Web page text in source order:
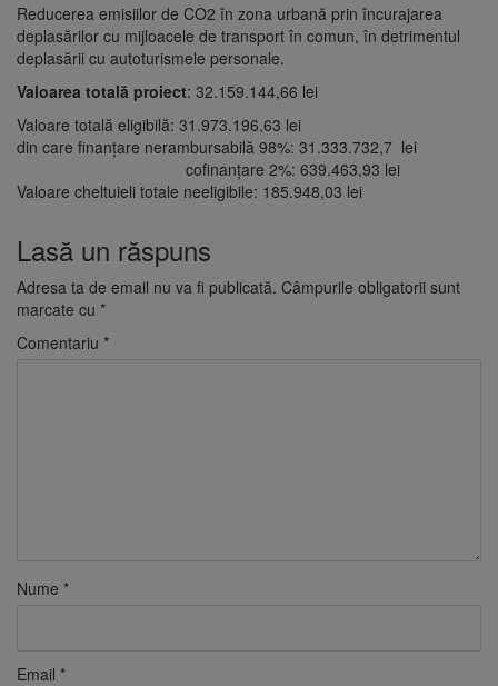
Reducerea emisiilor de CO2 în zona urbană prin încurajarea
deplasărilor cu mijloacele de transport în comun, în detrimentul
deplasării cu autoturismele personale.
Valoarea totală proiect: 32.159.144,66 lei
Valoare totală eligibilă: 31.973.196,63 lei
din care finanţare nerambursabilă 98%: 31.333.732,7 lei
cofinanţare 2%: 639.463,93 lei
Valoare cheltuieli totale neeligibile: 185.948,03 lei
Lasă un răspuns
Adresa ta de email nu va fi publicată. Câmpurile obligatorii sunt
marcate cu *
Comentariu *
Nume *
Email *